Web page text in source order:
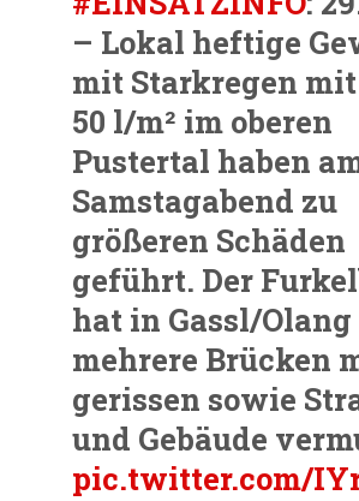
– Lokal heftige
mit Starkregen
50 l/m² im oberen
Pustertal haben
Samstagabend zu
größeren Schäden
geführt. Der
hat in Gassl/Olang
mehrere Brücken
gerissen sowie
und Gebäude
pic.twitter.com/